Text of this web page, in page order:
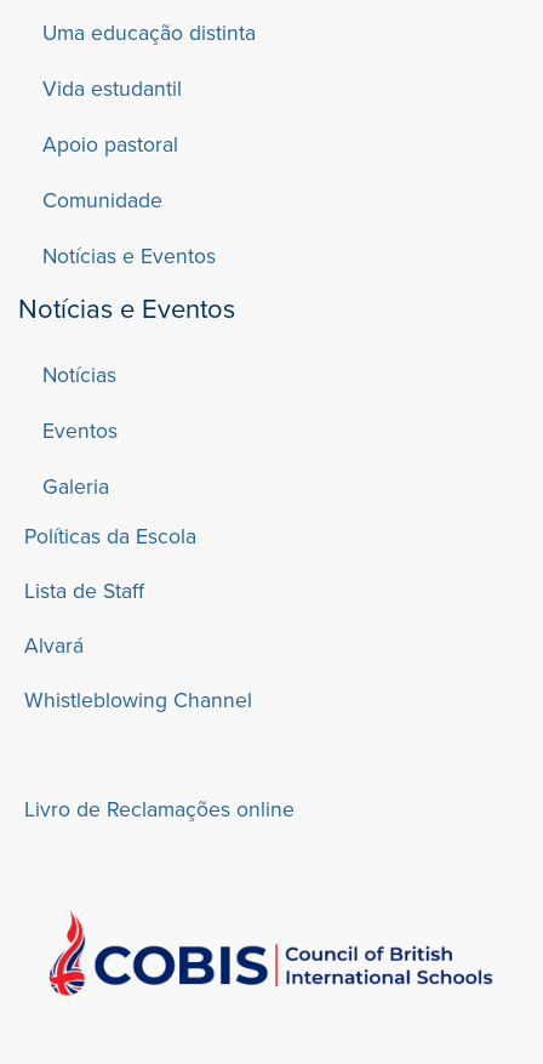
Uma educação distinta
Vida estudantil
Apoio pastoral
Comunidade
Notícias e Eventos
Notícias e Eventos
Notícias
Eventos
Galeria
Políticas da Escola
Lista de Staff
Alvará
Whistleblowing Channel
Livro de Reclamações online